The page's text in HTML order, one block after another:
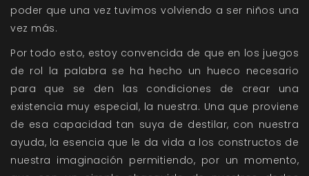
poder que una vez tuvimos volviendo a ser niños una
vez más.
Por todo esto, estoy convencida de que en los juegos
de rol la palabra se ha hecho un hueco necesario
para que se den las condiciones de crear una
existencia muy especial, la nuestra. Una que proviene
de esa capacidad tan suya de destilar, con nuestra
ayuda, la esencia que le da vida a los constructos de
nuestra imaginación permitiendo, por un momento,